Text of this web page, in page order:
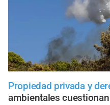
Propiedad privada y
ambientales